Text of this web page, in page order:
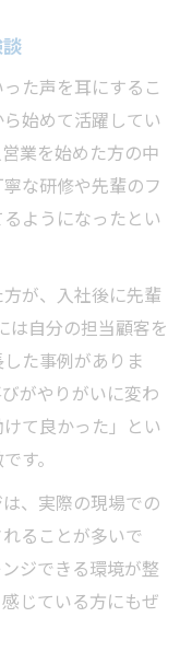
た声を耳にするこ
始めて活躍してい
業を始めた方の中
な研修や先輩のフ
ようになったとい
が、入社後に先輩
は自分の担当顧客を
た事例がありま
がやりがいに変わ
て良かった」とい
す。
、実際の現場での
ることが多いで
ジできる環境が整
じている方にもぜ